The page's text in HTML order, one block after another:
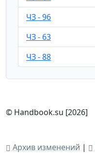
ЧЗ - 96
ЧЗ - 63
ЧЗ - 88
© Handbook.su [2026]
Архив изменений |